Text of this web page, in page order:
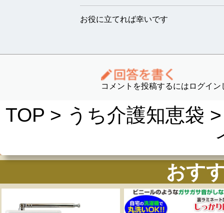
お役に立てれば幸いです
コメントを投稿するにはログイン
TOP > うち介護知恵袋
おす